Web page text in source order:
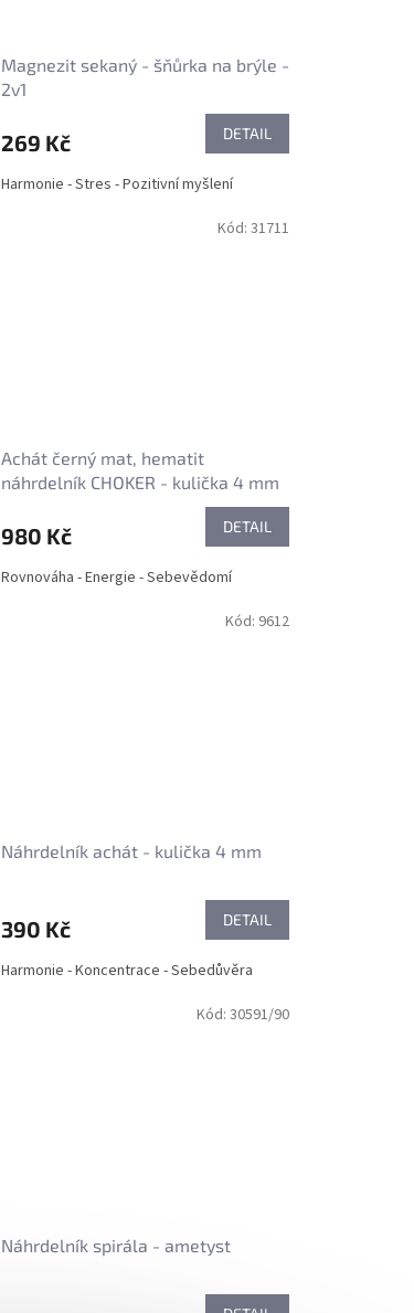
Magnezit sekaný - šňůrka na brýle -
2v1
269 Kč DETAIL
Harmonie - Stres - Pozitivní myšlení
Achát černý mat, hematit
náhrdelník CHOKER - kulička 4 mm
980 Kč DETAIL
Rovnováha - Energie - Sebevědomí
Kód: 31711
Náhrdelník achát - kulička 4 mm
390 Kč DETAIL
Harmonie - Koncentrace - Sebedůvěra
Kód: 9612
Náhrdelník spirála - ametyst
Kód: 30591/90